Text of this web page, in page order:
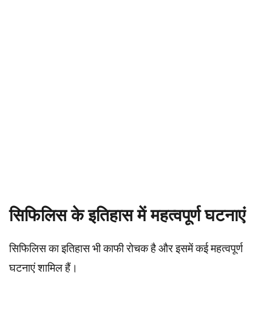
सिफिलिस के इतिहास में महत्वपूर्ण घटनाएं
सिफिलिस का इतिहास भी काफी रोचक है और इसमें कई महत्वपूर्ण
घटनाएं शामिल हैं।